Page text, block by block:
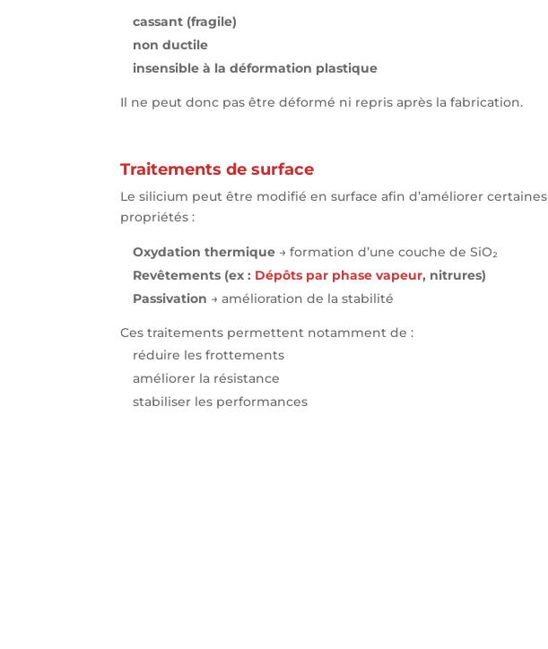
cassant (fragile)
non ductile
insensible à la déformation plastique
Il ne peut donc pas être déformé ni repris après la fabrication.
Traitements de surface
Le silicium peut être modifié en surface afin d’améliorer certaines
propriétés :
Oxydation thermique → formation d’une couche de SiO₂
Revêtements (ex : Dépôts par phase vapeur, nitrures)
Passivation → amélioration de la stabilité
Ces traitements permettent notamment de :
réduire les frottements
améliorer la résistance
stabiliser les performances